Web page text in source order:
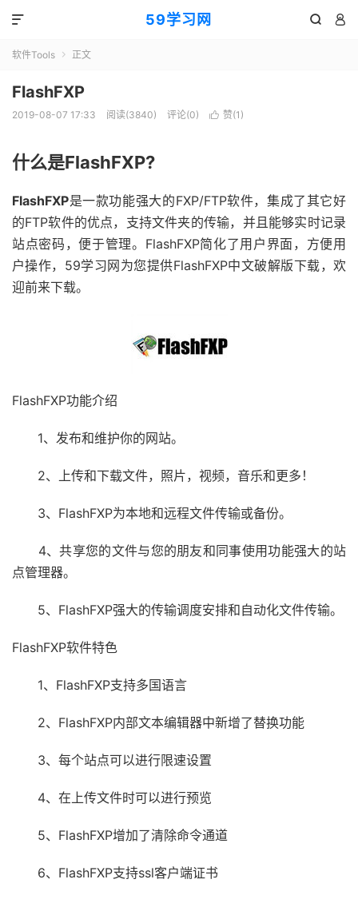
59学习网  

软件Tools  正文
FlashFXP
2019-08-07 17:33 阅读(3840) 评论(0)  赞(1 )
什么是FlashFXP?
FlashFXP是一款功能强大的FXP/FTP软件，集成了其它好
的FTP软件的优点，支持文件夹的传输，并且能够实时记录
站点密码，便于管理。FlashFXP简化了用户界面，方便用
户操作，59学习网为您提供FlashFXP中文破解版下载，欢
迎前来下载。
FlashFXP功能介绍
1、发布和维护你的网站。
2、上传和下载文件，照片，视频，音乐和更多！
3、FlashFXP为本地和远程文件传输或备份。
4、共享您的文件与您的朋友和同事使用功能强大的站
点管理器。
5、FlashFXP强大的传输调度安排和自动化文件传输。
FlashFXP软件特色
1、FlashFXP支持多国语言
2、FlashFXP内部文本编辑器中新增了替换功能
3、每个站点可以进行限速设置
4、在上传文件时可以进行预览
5、FlashFXP增加了清除命令通道
6、FlashFXP支持ssl客户端证书